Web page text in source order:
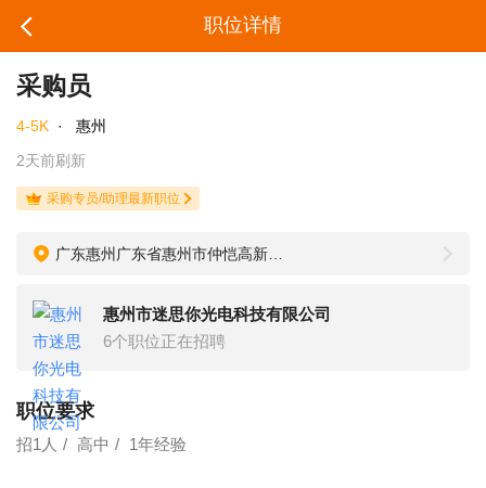
职位详情
采购员
4-5K ·
惠州
2天前刷新
采购专员/助理最新职位
惠州市迷思你光电科技有限公司
6个职位正在招聘
职位要求
招1人 高中 1年经验